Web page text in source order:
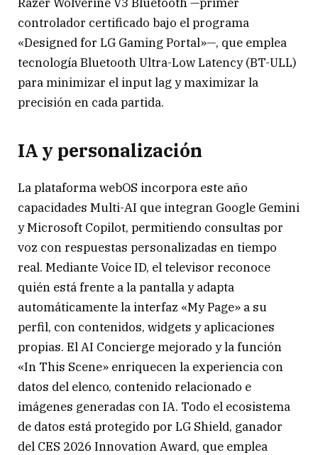
controlador certificado bajo el programa
«Designed for LG Gaming Portal»—, que emplea
tecnología Bluetooth Ultra-Low Latency (BT-ULL)
para minimizar el input lag y maximizar la
precisión en cada partida.
IA y personalización
La plataforma webOS incorpora este año
capacidades Multi-AI que integran Google Gemini
y Microsoft Copilot, permitiendo consultas por
voz con respuestas personalizadas en tiempo
real. Mediante Voice ID, el televisor reconoce
quién está frente a la pantalla y adapta
automáticamente la interfaz «My Page» a su
perfil, con contenidos, widgets y aplicaciones
propias. El AI Concierge mejorado y la función
«In This Scene» enriquecen la experiencia con
datos del elenco, contenido relacionado e
imágenes generadas con IA. Todo el ecosistema
de datos está protegido por LG Shield, ganador
del CES 2026 Innovation Award, que emplea